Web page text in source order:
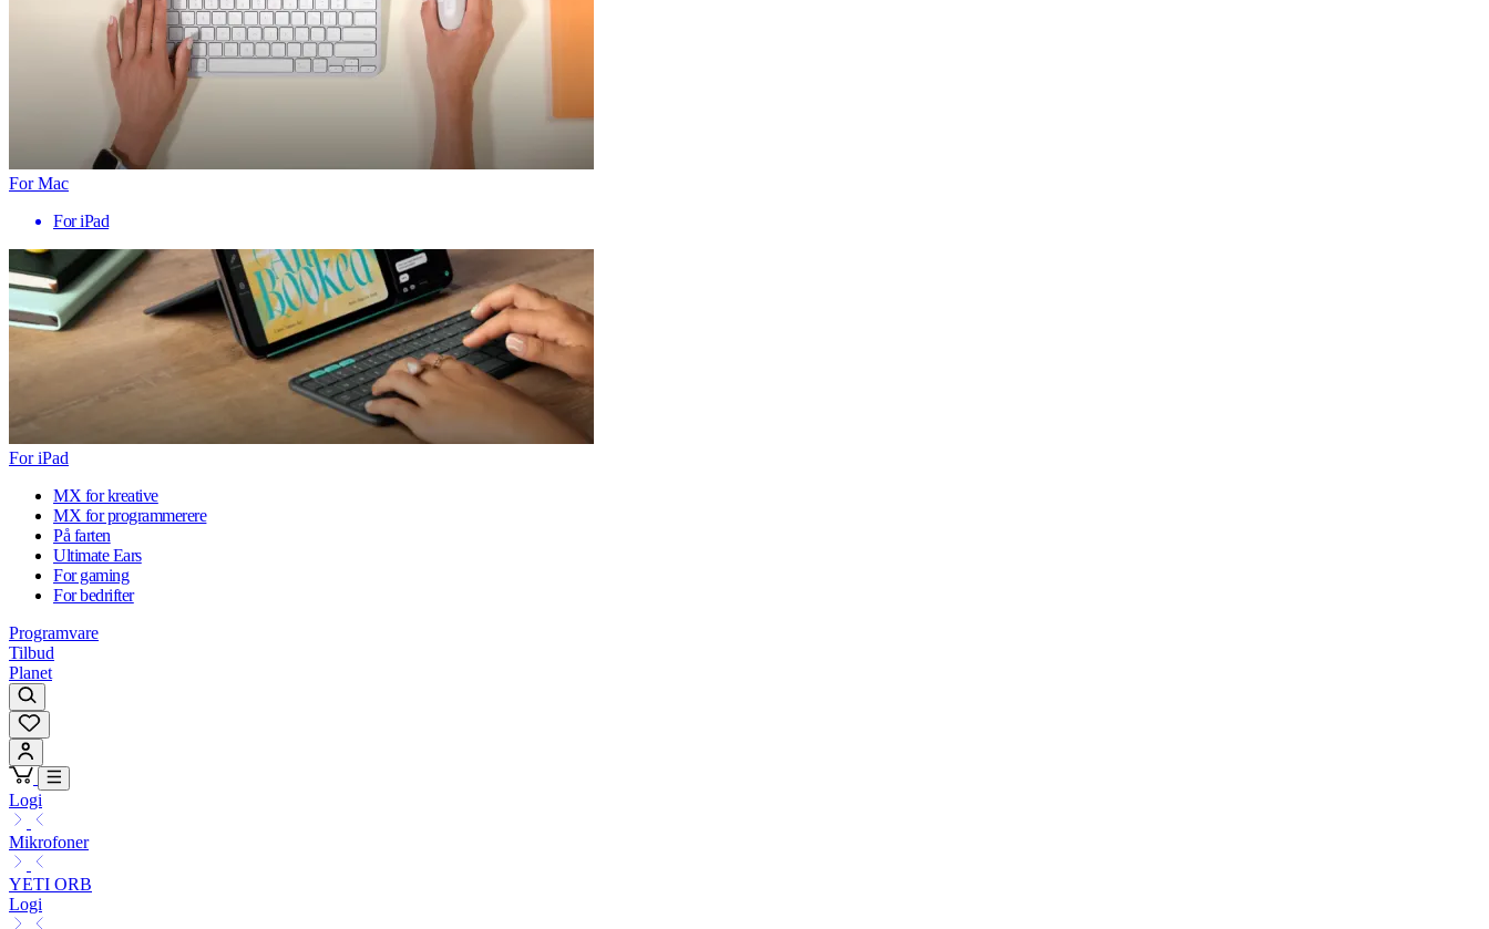
For Mac
For iPad
For iPad
MX for kreative
MX for programmerere
På farten
Ultimate Ears
For gaming
For bedrifter
Programvare
Tilbud
Planet
Logi
Mikrofoner
YETI ORB
Logi